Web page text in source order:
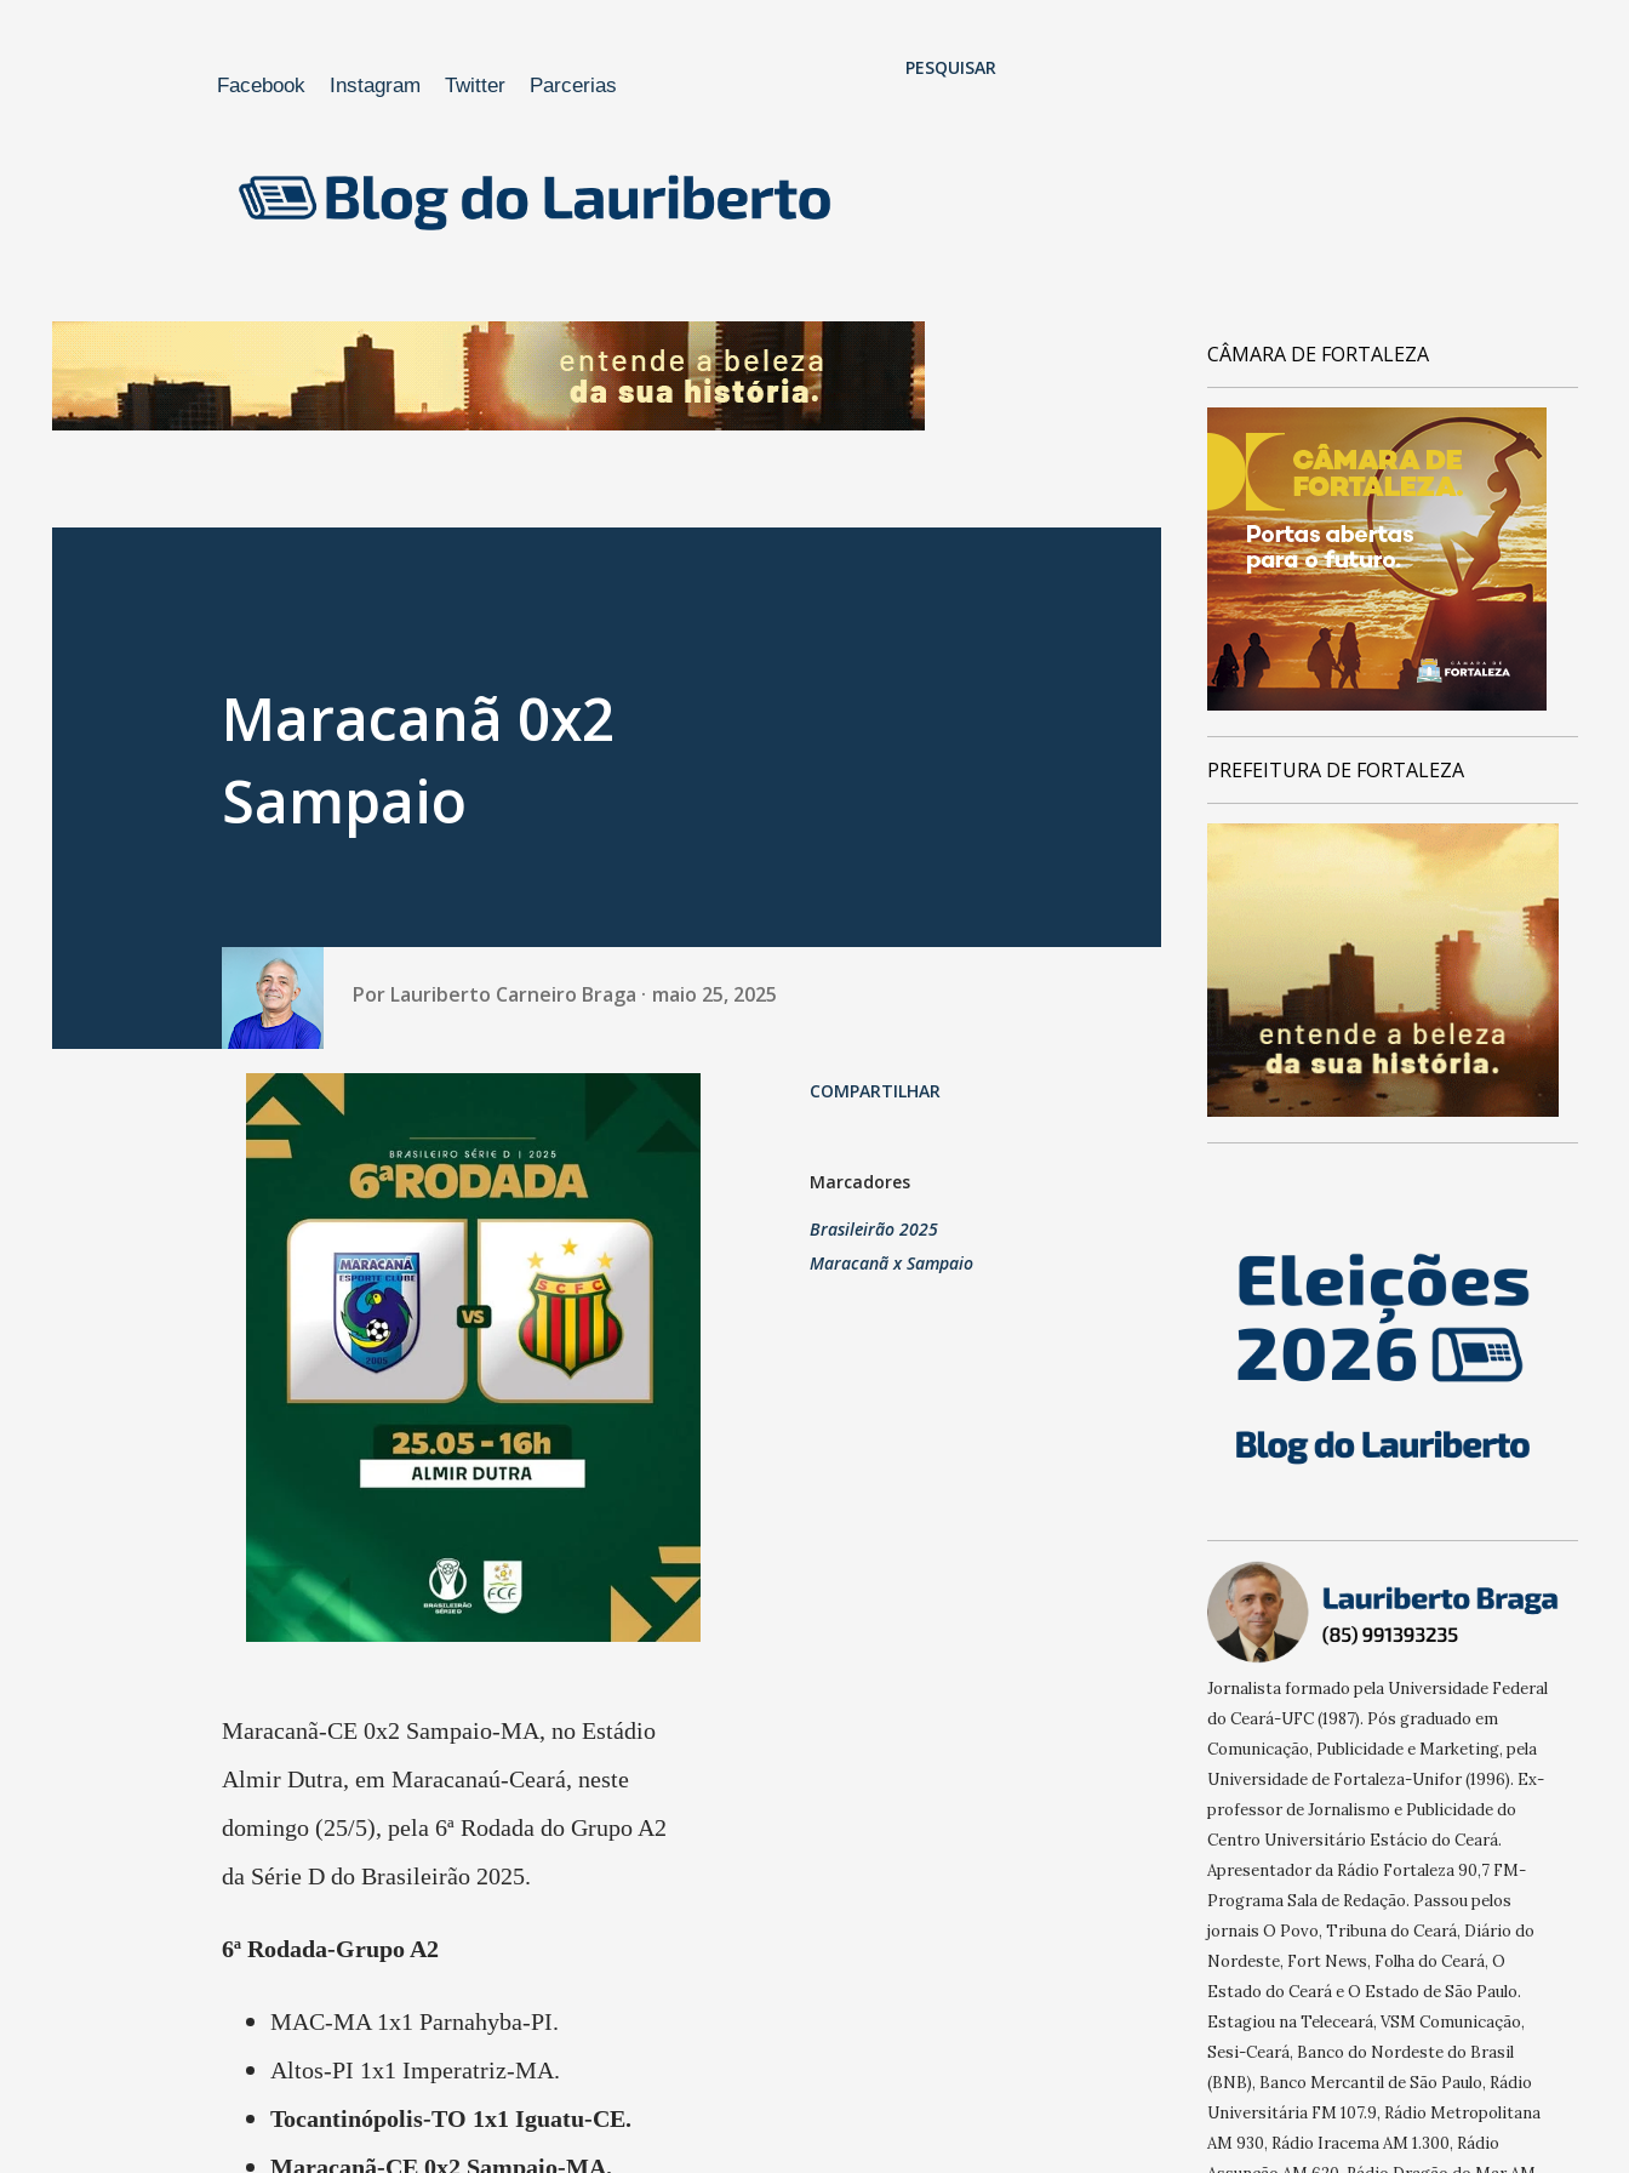
Facebook Instagram Twitter Parcerias
PESQUISAR
Maracanã 0x2
Sampaio
Por Lauriberto Carneiro Braga maio 25, 2025
Maracanã-CE 0x2 Sampaio-MA, no Estádio
Almir Dutra, em Maracanaú-Ceará, neste
domingo (25/5), pela 6ª Rodada do Grupo A2
da Série D do Brasileirão 2025.
6ª Rodada-Grupo A2
MAC-MA 1x1 Parnahyba-PI.
Altos-PI 1x1 Imperatriz-MA.
Tocantinópolis-TO 1x1 Iguatu-CE.
Maracanã-CE 0x2 Sampaio-MA.
COMPARTILHAR
Marcadores
Brasileirão 2025
Maracanã x Sampaio
CÂMARA DE FORTALEZA
PREFEITURA DE FORTALEZA
Jornalista formado pela Universidade Federal
do Ceará-UFC (1987). Pós graduado em
Comunicação, Publicidade e Marketing, pela
Universidade de Fortaleza-Unifor (1996). Ex-
professor de Jornalismo e Publicidade do
Centro Universitário Estácio do Ceará.
Apresentador da Rádio Fortaleza 90,7 FM-
Programa Sala de Redação. Passou pelos
jornais O Povo, Tribuna do Ceará, Diário do
Nordeste, Fort News, Folha do Ceará, O
Estado do Ceará e O Estado de São Paulo.
Estagiou na Teleceará, VSM Comunicação,
Sesi-Ceará, Banco do Nordeste do Brasil
(BNB), Banco Mercantil de São Paulo, Rádio
Universitária FM 107.9, Rádio Metropolitana
AM 930, Rádio Iracema AM 1.300, Rádio